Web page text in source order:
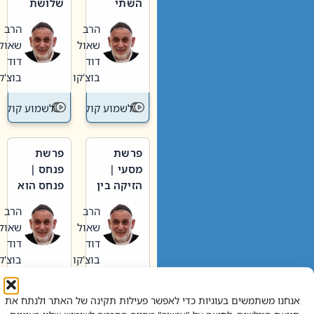
אנחנו משתמשים בעוגיות כדי לאפשר פעילות תקינה של האתר ולנתח את
וערב של
חיינו
הרב
שאול
דוד
בוצ'קו
לשמוע קול תורה – מדרש
האבות
הרב
שאול
דוד
בוצ'קו
לשמוע קול
פרשת
מסעי |
הזיקה בין
הגדול לעם הרב
שאול
דוד
בוצ'קו
לשמוע קול תורה – מדרש
פרשת
פנחס |
פנחס הוא
אליהו: בין
קנאות
הורסת
לקנאות
בונה
הרב
שאול
דוד
בוצ'קו
לשמוע קול